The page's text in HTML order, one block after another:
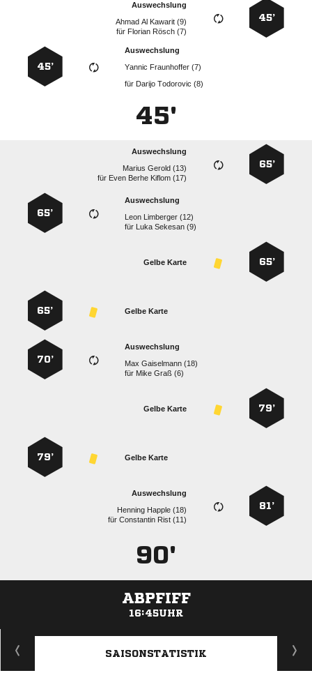
45’
Auswechslung
   
für   
Auswechslung
  
für   
45’
45'
65’
Auswechslung
  
für    
Auswechslung
  
für   
65’
65’
Gelbe Karte
Gelbe Karte
65’
Auswechslung
  
für   
70’
79’
Gelbe Karte
Gelbe Karte
79’
81’
Auswechslung
  
für  
90'
ABPFIFF
16:45UHR
ANZEIGE
SAISONSTATISTIK